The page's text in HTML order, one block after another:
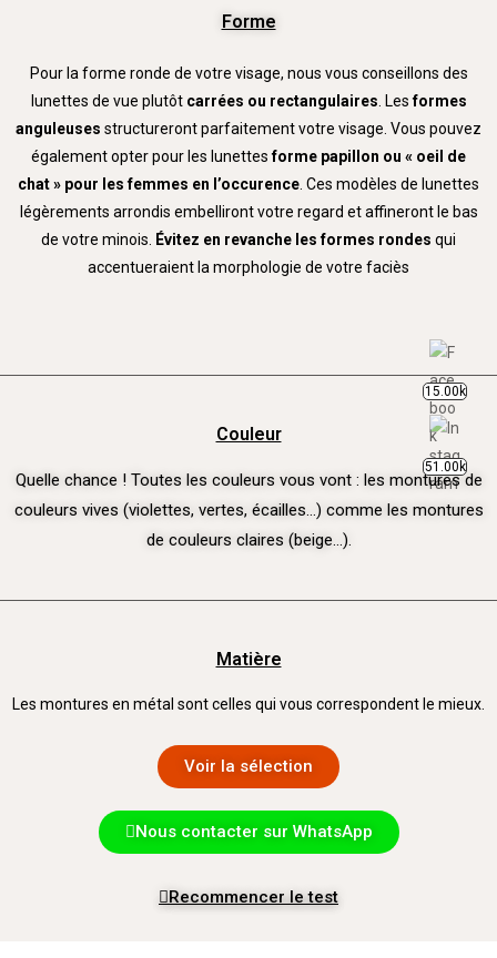
Forme
Pour la forme ronde de votre visage, nous vous conseillons des
lunettes de vue plutôt carrées ou rectangulaires . Lesformes
anguleuses structureront parfaitement votre visage. Vous pouvez
également opter pour les lunettesforme papillon ou « oeil de
chat » pour les femmes en l’occurence . Ces modèles de lunettes
légèrements arrondis embelliront votre regard et affineront le bas
de votre minois.
Évitez en revanche les formes rondes qui
accentueraient la morphologie de votre faciès
Couleur
Quelle chance ! Toutes les couleurs vous vont : les montures de
couleurs vives (violettes, vertes, écailles…) comme les montures
de couleurs claires (beige…).
Matière
Les montures en métal sont celles qui vous correspondent le mieux.
Voir la sélection
Nous contacter sur WhatsApp
Recommencer le test
15.00k
51.00k